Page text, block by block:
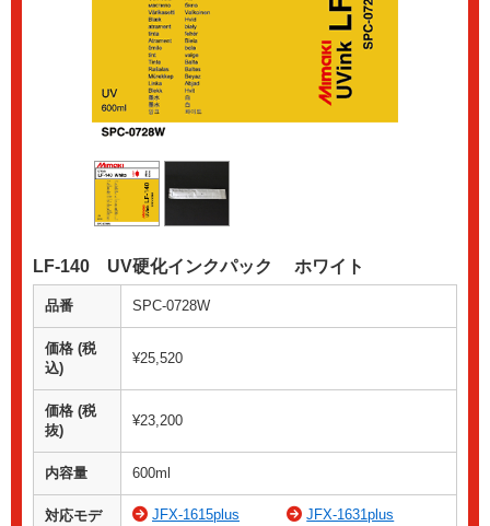
LF-140 UV硬化インクパック ホワイト
品番 SPC-0728W
価格 (税
込)
¥25,520
価格 (税
抜)
¥23,200
内容量 600ml
対応モデ
JFX-1615plus
JFX-1631plus